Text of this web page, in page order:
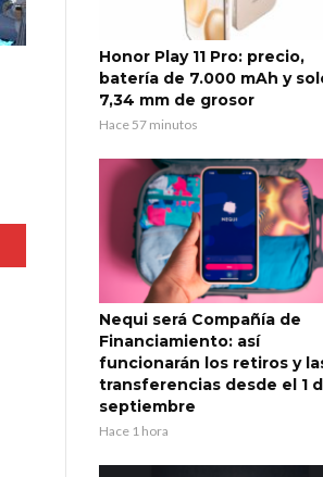
Honor Play 11 Pro: precio,
batería de 7.000 mAh y
7,34 mm de grosor
Hace 57 minutos
Nequi será Compañía de
Financiamiento: así
funcionarán los retiros y
transferencias desde el 1
septiembre
Hace 1 hora